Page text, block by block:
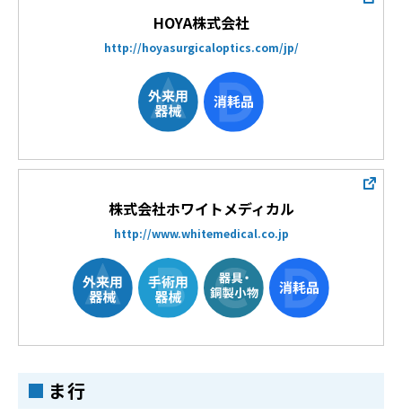
HOYA株式会社
http://hoyasurgicaloptics.com/jp/
株式会社ホワイトメディカル
http://www.whitemedical.co.jp
ま行